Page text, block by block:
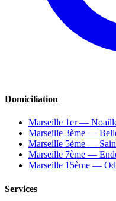
Domiciliation
Marseille 1er —
Marseille 3ème —
Marseille 5ème —
Marseille 7ème —
Marseille 15ème —
Services